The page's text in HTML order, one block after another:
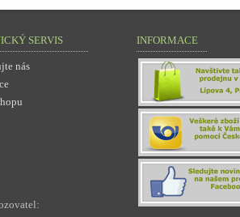
SERVIS
nás
INFORMACE